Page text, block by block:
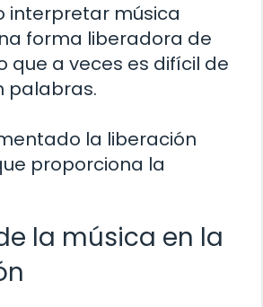
interpretar música
forma liberadora de
que a veces es difícil de
palabras.
la liberación
proporciona la
la música en la